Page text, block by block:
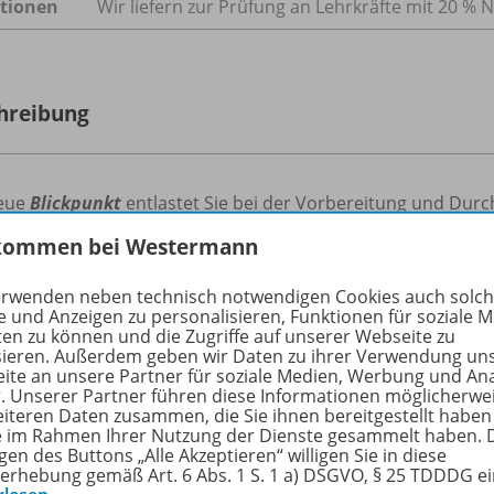
Wir liefern zur Prüfung an Lehrkräfte mit 20 %
Blickpunkt entlastet Sie bei der Vorbereitung und
folgen einem einheitlichen Aufbau, wodurch die
jederzeit gewährleistet ist.
startet mit einem großen Bild, was den Einstieg in
bei Westermann
neben technisch notwendigen Cookies auch
und Anzeigen zu personalisieren, Funktionen für soziale
zu können und die Zugriffe auf unserer Webseite zu
Außerdem geben wir Daten zu ihrer Verwendung
an unsere Partner für soziale Medien, Werbung und
Unserer Partner führen diese Informationen
Daten zusammen, die Sie ihnen bereitgestellt
im Rahmen Ihrer Nutzung der Dienste gesammelt haben.
des Buttons „Alle Akzeptieren“ willigen Sie in diese
gemäß Art. 6 Abs. 1 S. 1 a) DSGVO, § 25 TDDDG